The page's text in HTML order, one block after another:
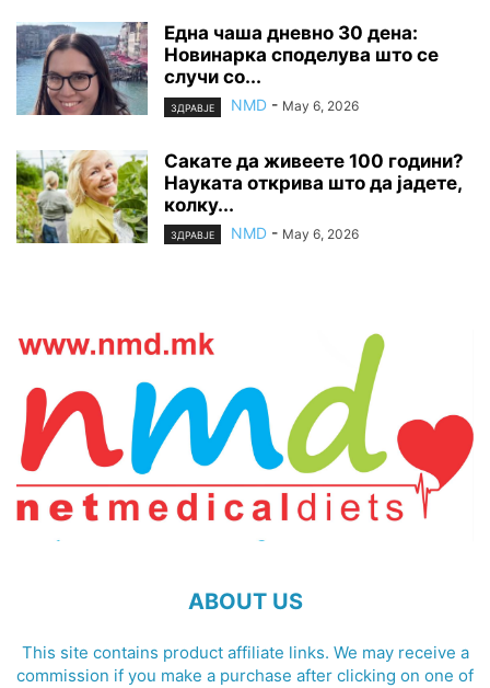
Една чаша дневно 30 дена:
Новинарка споделува што се
случи со...
ЗДРАВЈЕ NMD - May 6, 2026
Сакате да живеете 100 години?
Науката открива што да јадете,
колку...
ЗДРАВЈЕ NMD - May 6, 2026
ABOUT US
This site contains product affiliate links. We may receive a
commission if you make a purchase after clicking on one of